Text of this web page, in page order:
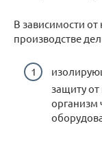
В зависимости
производстве
защиту от
организм